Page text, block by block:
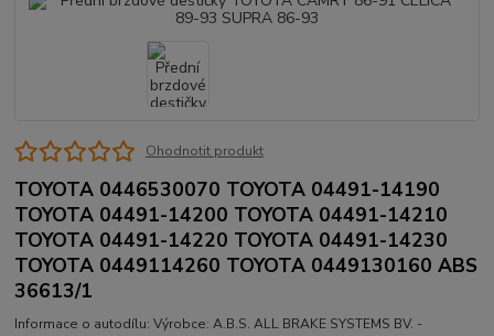
Ohodnotit produkt
TOYOTA 0446530070 TOYOTA 04491-14190
TOYOTA 04491-14200 TOYOTA 04491-14210
TOYOTA 04491-14220 TOYOTA 04491-14230
TOYOTA 0449114260 TOYOTA 0449130160 ABS
36613/1
Informace o autodílu: Výrobce: A.B.S. ALL BRAKE SYSTEMS BV. -